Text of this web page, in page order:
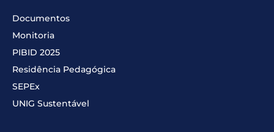
Documentos
Monitoria
PIBID 2025
Residência Pedagógica
SEPEx
UNIG Sustentável